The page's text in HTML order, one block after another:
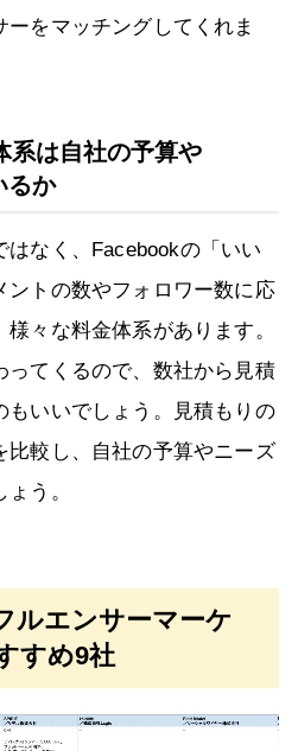
をマッチングしてくれま
系は自社の予算や
るか
なく、Facebookの「いい
ントの数やフォロワー数に応
々な料金体系があります。
ってくるので、数社から見積
もいいでしょう。見積もりの
比較し、自社の予算やニーズ
う。
ルエンサーマーケ
すめ9社